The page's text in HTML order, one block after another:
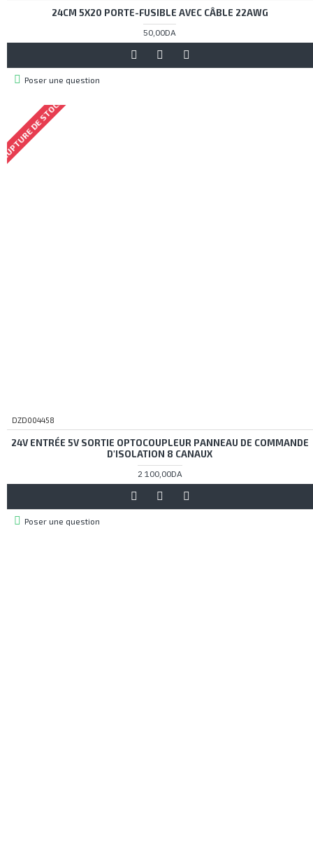
24CM 5X20 PORTE-FUSIBLE AVEC CÂBLE 22AWG
50,00DA
Poser une question
DE STOCK
DZD004458
24V ENTRÉE 5V SORTIE OPTOCOUPLEUR PANNEAU DE COMMANDE
D'ISOLATION 8 CANAUX
2 100,00DA
Poser une question